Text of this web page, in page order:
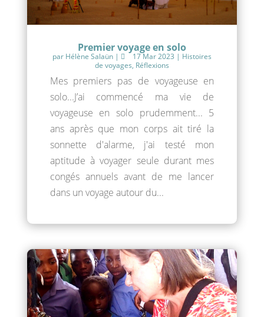
Premier voyage en solo
par Hélène Salaün| 17 Mar 2023 | Histoires
de voyages, Réflexions
Mes premiers pas de voyageuse en
solo...J’ai commencé ma vie de
voyageuse en solo prudemment... 5
ans après que mon corps ait tiré la
sonnette d'alarme, j'ai testé mon
aptitude à voyager seule durant mes
congés annuels avant de me lancer
dans un voyage autour du...